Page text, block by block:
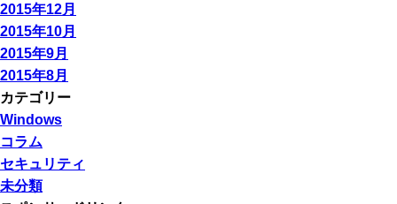
2015年12月
2015年10月
2015年9月
2015年8月
カテゴリー
Windows
コラム
セキュリティ
未分類